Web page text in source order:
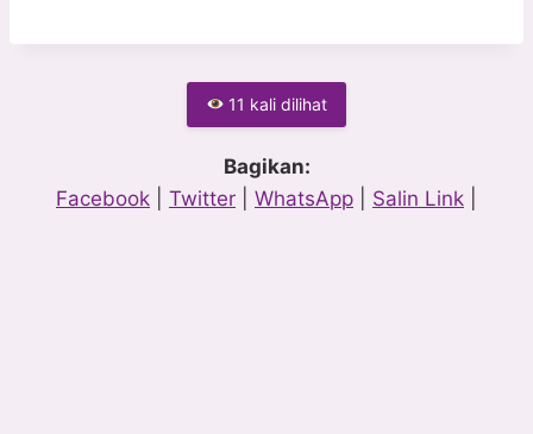
11 kali dilihat
Bagikan:
Facebook
Twitter WhatsApp Salin Link